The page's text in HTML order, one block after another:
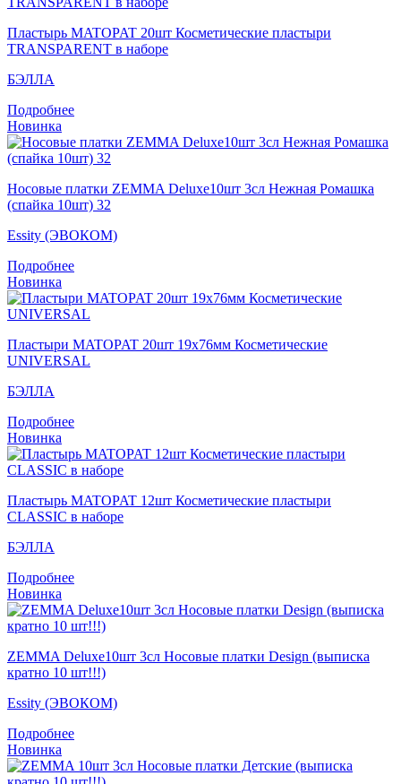
Пластырь MATOPAT 20шт Косметические пластыри
TRANSPARENT в наборе
БЭЛЛА
Подробнее
Новинка
Носовые платки ZEMMA Deluxe10шт 3сл Нежная Ромашка
(спайка 10шт) 32
Essity (ЭВОКОМ)
Подробнее
Новинка
Пластыри MATOPAT 20шт 19x76мм Косметические
UNIVERSAL
БЭЛЛА
Подробнее
Новинка
Пластырь MATOPAT 12шт Косметические пластыри
CLASSIC в наборе
БЭЛЛА
Подробнее
Новинка
ZEMMA Deluxe10шт 3сл Носовые платки Design (выписка
кратно 10 шт!!!)
Essity (ЭВОКОМ)
Подробнее
Новинка